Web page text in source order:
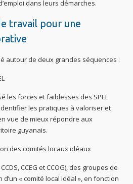
dans leurs démarches.
travail pour une
autour de deux grandes séquences :
les forces et faiblesses des SPEL
les pratiques à valoriser et
vue de mieux répondre aux
guyanais.
des comités locaux idéaux
CCEG et CCOG), des groupes de
« comité local idéal », en fonction